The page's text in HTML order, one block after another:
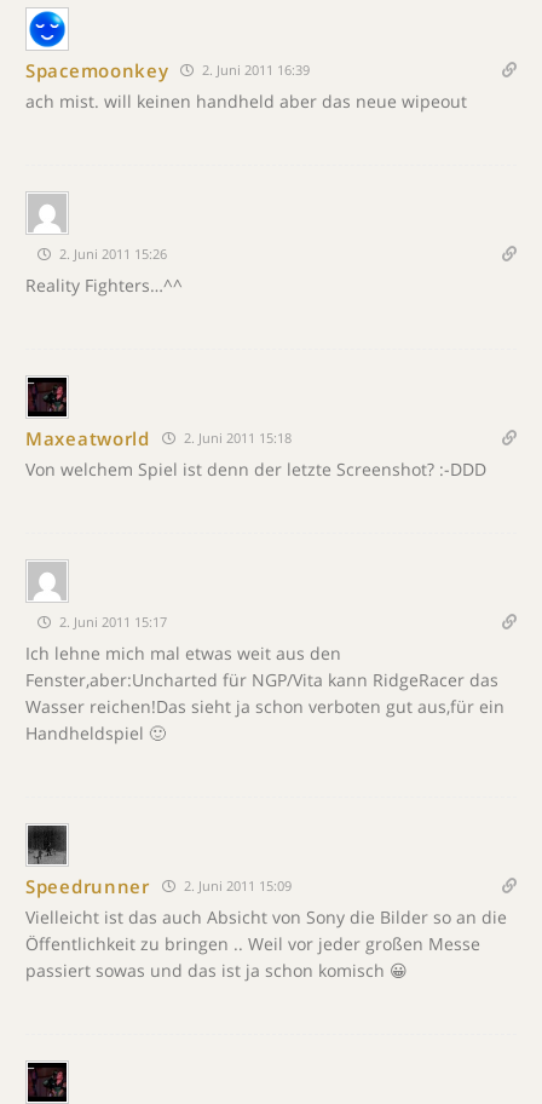
Spacemoonkey 2. Juni 2011 16:39
ach mist. will keinen handheld aber das neue wipeout
2. Juni 2011 15:26
Reality Fighters…^^
Maxeatworld 2. Juni 2011 15:18
Von welchem Spiel ist denn der letzte Screenshot? :-DDD
2. Juni 2011 15:17
Ich lehne mich mal etwas weit aus den
Fenster,aber:Uncharted für NGP/Vita kann RidgeRacer das
Wasser reichen!Das sieht ja schon verboten gut aus,für ein
Handheldspiel 🙂
Speedrunner 2. Juni 2011 15:09
Vielleicht ist das auch Absicht von Sony die Bilder so an die
Öffentlichkeit zu bringen .. Weil vor jeder großen Messe
passiert sowas und das ist ja schon komisch 😀